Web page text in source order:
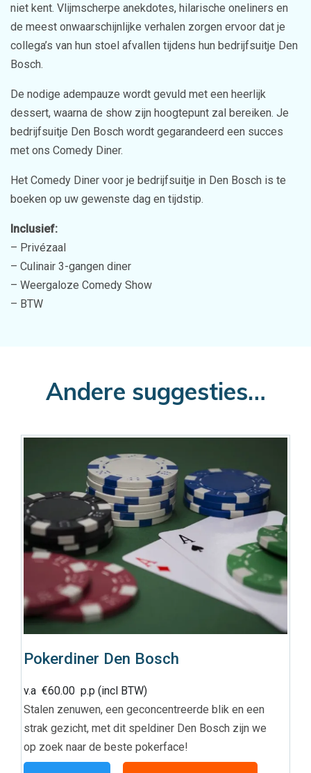
niet kent. Vlijmscherpe anekdotes, hilarische oneliners en
de meest onwaarschijnlijke verhalen zorgen ervoor dat je
collega’s van hun stoel afvallen tijdens hun bedrijfsuitje Den
Bosch.
De nodige adempauze wordt gevuld met een heerlijk
dessert, waarna de show zijn hoogtepunt zal bereiken. Je
bedrijfsuitje Den Bosch wordt gegarandeerd een succes
met ons Comedy Diner.
Het Comedy Diner voor je bedrijfsuitje in Den Bosch is te
boeken op uw gewenste dag en tijdstip.
Inclusief:
– Privézaal
– Culinair 3-gangen diner
– Weergaloze Comedy Show
– BTW
Andere suggesties…
Pokerdiner Den Bosch
v.a€60.00 p.p (incl BTW)
Stalen zenuwen, een geconcentreerde blik en een
strak gezicht, met dit speldiner Den Bosch zijn we
op zoek naar de beste pokerface!